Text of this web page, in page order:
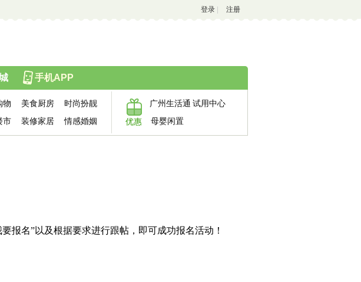
登录 注册
手机APP
物 美食厨房
时尚扮靓
市 装修家居 情感婚姻 优惠
广州生活通 试用中心
母婴闲置
报名”以及根据要求进行跟帖，即可成功报名活动！